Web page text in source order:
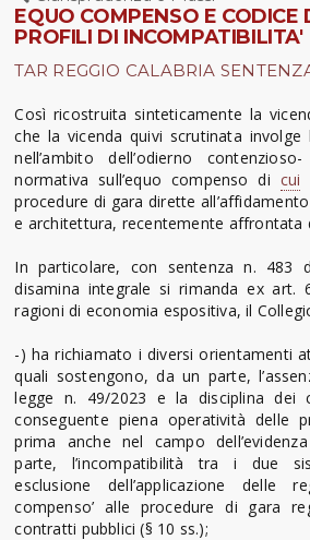
EQUO COMPENSO E CODICE
PROFILI DI INCOMPATIBILITA'
TAR REGGIO CALABRIA
Così ricostruita sinteticamente la
che la vicenda quivi scrutinata
nell’ambito dell’odierno
normativa sull’equo compenso di cui
procedure di gara dirette
e architettura, recentemente affrontata
In particolare, con sentenza n. 483
disamina integrale si rimanda ex art.
ragioni di economia espositiva, il
-) ha richiamato i diversi orientamenti
quali sostengono, da un parte,
legge n. 49/2023 e la disciplina dei
conseguente piena operatività delle
prima anche nel campo
parte, l’incompatibilità tra i due
esclusione dell’applicazione delle
compenso’ alle procedure di gara
contratti pubblici (§ 10 ss.);